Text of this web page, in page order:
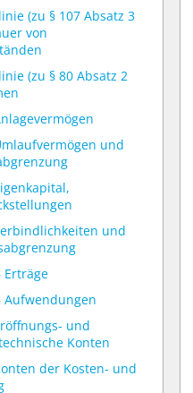
(zu § 107 Absatz 3
von
(zu § 80 Absatz 2
und
und
Erträge
Aufwendungen
und
Konten
der Kosten- und